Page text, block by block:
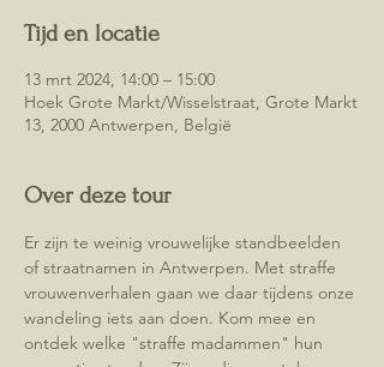
Tijd en locatie
13 mrt 2024, 14:00 – 15:00
Hoek Grote Markt/Wisselstraat, Grote Markt
13, 2000 Antwerpen, België
Over deze tour
Er zijn te weinig vrouwelijke standbeelden
of straatnamen in Antwerpen. Met straffe
vrouwenverhalen gaan we daar tijdens onze
wandeling iets aan doen. Kom mee en
ontdek welke "straffe madammen" hun